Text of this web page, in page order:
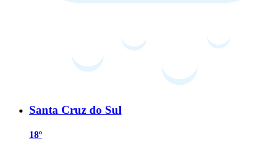
Santa Cruz do Sul
18º